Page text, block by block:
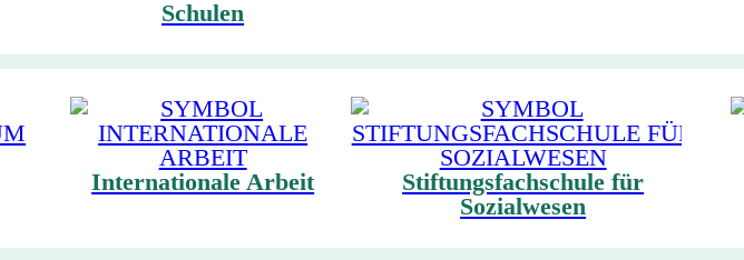
Schulen
Internationale Arbeit
Stiftungsfachschule für
Sozialwesen